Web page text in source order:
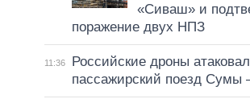
«Сиваш» и
поражение двух НПЗ
11:36
Российские дроны
пассажирский поезд Сумы